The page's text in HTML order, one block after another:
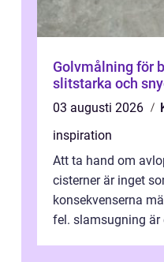
Golvmålning för
slitstarka och
03 augusti 2026
inspiration
Att ta hand om
cisterner är inget
konsekvenserna
fel. slamsugning är